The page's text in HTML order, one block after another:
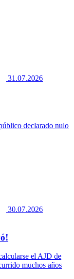
31.07.2026
declarado nulo
30.07.2026
el AJD de
muchos años